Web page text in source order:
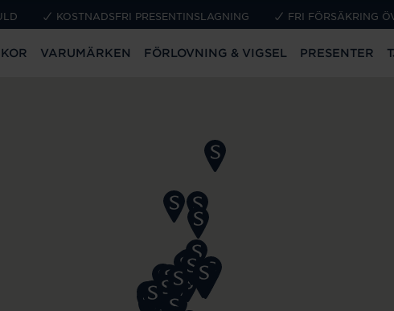
KOSTNADSFRI PRESENTINSLAGNING FRI FÖRSÄKRING
VARUMÄRKEN FÖRLOVNING & VIGSEL PRESENTER